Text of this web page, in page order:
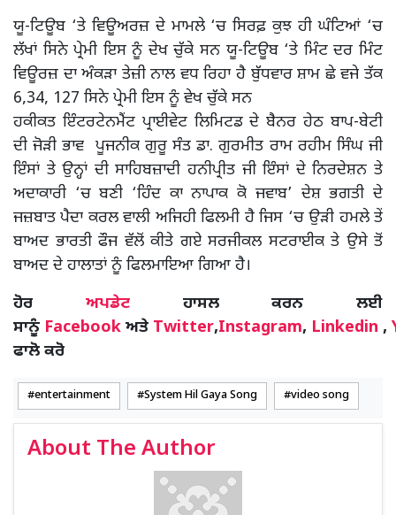
ਯੂ-ਟਿਊਬ ‘ਤੇ ਵਿਊਅਰਜ਼ ਦੇ ਮਾਮਲੇ ‘ਚ ਸਿਰਫ਼ ਕੁਝ ਹੀ ਘੰਟਿਆਂ ‘ਚ
ਲੱਖਾਂ ਸਿਨੇ ਪ੍ਰੇਮੀ ਇਸ ਨੂੰ ਦੇਖ ਚੁੱਕੇ ਸਨ ਯੂ-ਟਿਊਬ ‘ਤੇ ਮਿੰਟ ਦਰ ਮਿੰਟ
ਵਿਊਰਜ਼ ਦਾ ਅੰਕੜਾ ਤੇਜ਼ੀ ਨਾਲ ਵਧ ਰਿਹਾ ਹੈ ਬੁੱਧਵਾਰ ਸ਼ਾਮ ਛੇ ਵਜੇ ਤੱਕ
6,34, 127 ਸਿਨੇ ਪ੍ਰੇਮੀ ਇਸ ਨੂੰ ਵੇਖ ਚੁੱਕੇ ਸਨ
ਹਕੀਕਤ ਇੰਟਰਟੇਨਮੈਂਟ ਪ੍ਰਾਈਵੇਟ ਲਿਮਿਟਡ ਦੇ ਬੈਨਰ ਹੇਠ ਬਾਪ-ਬੇਟੀ
ਦੀ ਜੋੜੀ ਭਾਵ ਪੂਜਨੀਕ ਗੁਰੂ ਸੰਤ ਡਾ. ਗੁਰਮੀਤ ਰਾਮ ਰਹੀਮ ਸਿੰਘ ਜੀ
ਇੰਸਾਂ ਤੇ ਉਨ੍ਹਾਂ ਦੀ ਸਾਹਿਬਜ਼ਾਦੀ ਹਨੀਪ੍ਰੀਤ ਜੀ ਇੰਸਾਂ ਦੇ ਨਿਰਦੇਸ਼ਨ ਤੇ
ਅਦਾਕਾਰੀ ‘ਚ ਬਣੀ ‘ਹਿੰਦ ਕਾ ਨਾਪਾਕ ਕੋ ਜਵਾਬ’ ਦੇਸ਼ ਭਗਤੀ ਦੇ
ਜਜ਼ਬਾਤ ਪੈਦਾ ਕਰਲ ਵਾਲੀ ਅਜਿਹੀ ਫਿਲਮੀ ਹੈ ਜਿਸ ‘ਚ ਉੜੀ ਹਮਲੇ ਤੇਂ
ਬਾਅਦ ਭਾਰਤੀ ਫੌਜ ਵੱਲੋਂ ਕੀਤੇ ਗਏ ਸਰਜੀਕਲ ਸਟਰਾਈਕ ਤੇ ਉਸੇ ਤੋਂ
ਬਾਅਦ ਦੇ ਹਾਲਾਤਾਂ ਨੂੰ ਫਿਲਮਾਇਆ ਗਿਆ ਹੈ।
ਹੋਰ ਅਪਡੇਟਹਾਸਲ ਕਰਨ ਲਈ
ਸਾਨੂੰ Facebook ਅਤੇ Twitter,Instagram, Linkedin ,
ਫਾਲੋ ਕਰੋ
entertainment System Hil Gaya Song video song
About The Author